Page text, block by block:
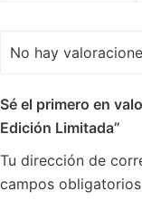
No hay
Sé el primero en
Edición Limitada”
Tu dirección de
campos